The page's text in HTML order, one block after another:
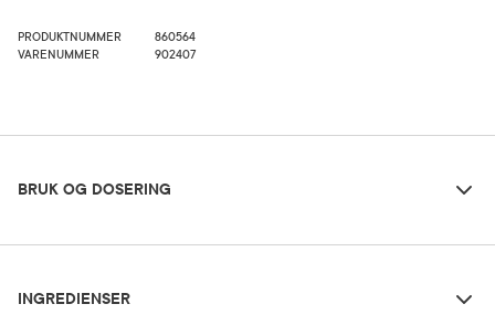
PRODUKTNUMMER
860564
VARENUMMER
902407
BRUK OG DOSERING
Påføres i tykt lag på nyrenset hud. La virke i 10 minutter, vask
INGREDIENSER